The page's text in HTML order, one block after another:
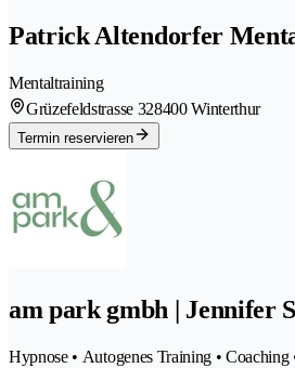
Patrick Altendorfer
Mentaltraining
Grüzefeldstrasse 328400 Winterthur
Termin reservieren
am park gmbh | Jennifer
Hypnose • Autogenes Training • Coaching